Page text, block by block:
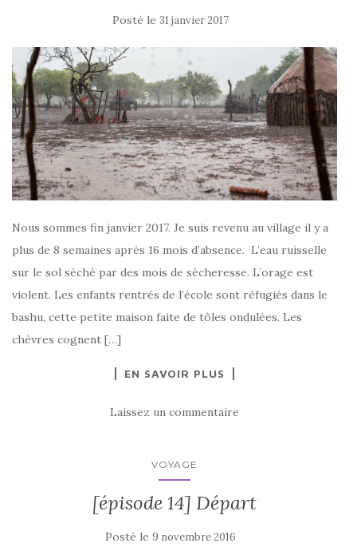
Posté le 31 janvier 2017
Nous sommes fin janvier 2017. Je suis revenu au village il y a
plus de 8 semaines après 16 mois d’absence. L’eau ruisselle
sur le sol séché par des mois de sécheresse. L’orage est
violent. Les enfants rentrés de l’école sont réfugiés dans le
bashu, cette petite maison faite de tôles ondulées. Les
chèvres cognent […]
EN SAVOIR PLUS
Laissez un commentaire
VOYAGE
[épisode 14] Départ
Posté le 9 novembre 2016